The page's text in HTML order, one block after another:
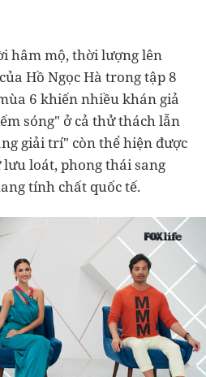
hâm mộ, thời lượng lên
Hồ Ngọc Hà trong tập 8
6 khiến nhiều khán giả
sóng" ở cả thử thách lẫn
giải trí" còn thể hiện được
loát, phong thái sang
tính chất quốc tế.